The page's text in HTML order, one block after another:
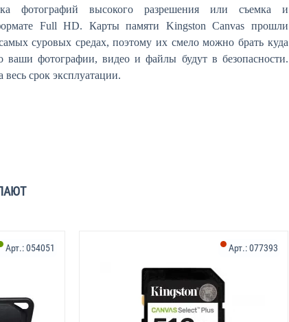
фотографий высокого разрешения или съемка и
Full HD. Карты памяти Kingston Canvas прошли
суровых средах, поэтому их смело можно брать куда
ваши фотографии, видео и файлы будут в безопасности.
весь срок эксплуатации.
Арт.:054051 Арт.:077393